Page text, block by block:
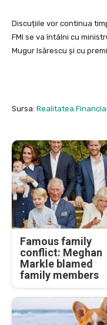
Discuțiile vor continua
FMI se va întâlni cu
Mugur Isărescu și cu
Sursa: Realitatea
Famous family
conflict: Meghan
Markle blamed
family members